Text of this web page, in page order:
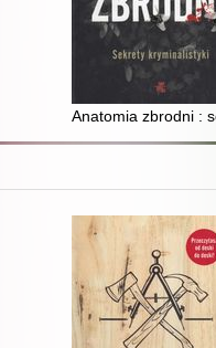
i początków współczesnej
Anatomia zbrodni :